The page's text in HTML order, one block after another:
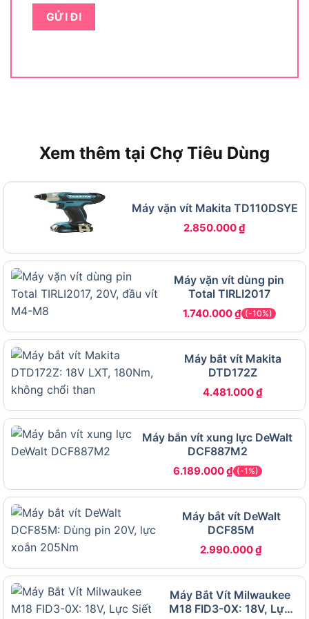
nhưng không muốn đầu tư ngân sách quá lớn.
cầu máy chắc bền, dễ sửa chữa và có phụ tùng
Dongcheng DCPL03-14 hiện có 3 phiên bản chính
trên thị trường, phân biệt theo bộ phụ kiện đi kèm.
Cụ thể:
Các phiên bản của Dongcheng DCPL03-14 là gì?
Phiên bản DCPL03-14EM: Bộ đầy đủ gồm thân
máy, 2 pin 20V 4.0Ah, 1 sạc, dây đeo, mũi vít và
hộp đựng hoặc túi xách, phù hợp cho người
mới mua lần đầu cần trọn bộ.
Phiên bản DCPL03-14DM
: Thường đi kèm pin
và sạc với dung lượng hoặc số lượng pin khác
biệt so với bản EM, phù hợp cho người dùng
muốn tùy chọn cấu hình pin.
Phiên bản DCPL03-14Z
: Chỉ thân máy, không
kèm pin và sạc, phù hợp cho người đã có sẵn
Xem thêm tại Chợ Tiêu Dùng
Máy vặn vít Makita TD110DSYE
2.850.000₫
Máy vặn vít dùng pin
Total TIRLI2017
1.740.000₫ (-10%)
Máy bắt vít Makita
DTD172Z
4.481.000₫
Máy bắn vít xung lực DeWalt
DCF887M2
6.189.000₫ (-1%)
Máy bắt vít DeWalt
DCF85M
2.990.000₫
Máy Bắt Vít Milwaukee
M18 FID3-0X: 18V, Lực